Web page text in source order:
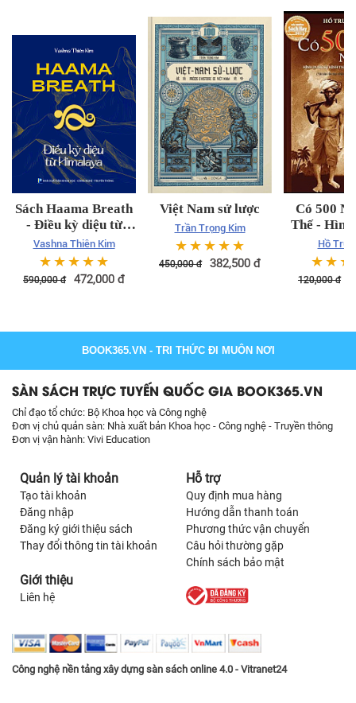
Sách Haama Breath
- Điều kỳ diệu từ
Himalaya - Bìa cứng
Vashna Thiên Kim
☆☆☆☆☆
590,000đ 472,000 đ
Việt Nam sử lược
Trần Trọng Kim
☆☆☆☆☆
450,000đ 382,500 đ
Có 500
Thế - Hình
hình
Quảng
Hồ
☆☆☆
120,000đ
BOOK365.VN - TRI THỨC ĐI MUÔN NƠI
SÀN SÁCH TRỰC TUYẾN QUỐC GIA BOOK365.VN
Chỉ đạo tổ chức: Bộ Khoa học và Công nghệ
Đơn vị chủ quản sàn: Nhà xuất bản Khoa học - Công nghệ - Truyền thông
Đơn vị vận hành: Vivi Education
Quản lý tài khoản
Tạo tài khoản
Đăng nhập
Đăng ký giới thiệu sách
Thay đổi thông tin tài khoản
Hỗ trợ
Quy định mua hàng
Hướng dẫn thanh toán
Phương thức vận chuyển
Câu hỏi thường gặp
Chính sách bảo mật
Giới thiệu
Liên hệ
Công nghệ nền tảng xây dựng sàn sách online 4.0 - Vitranet24